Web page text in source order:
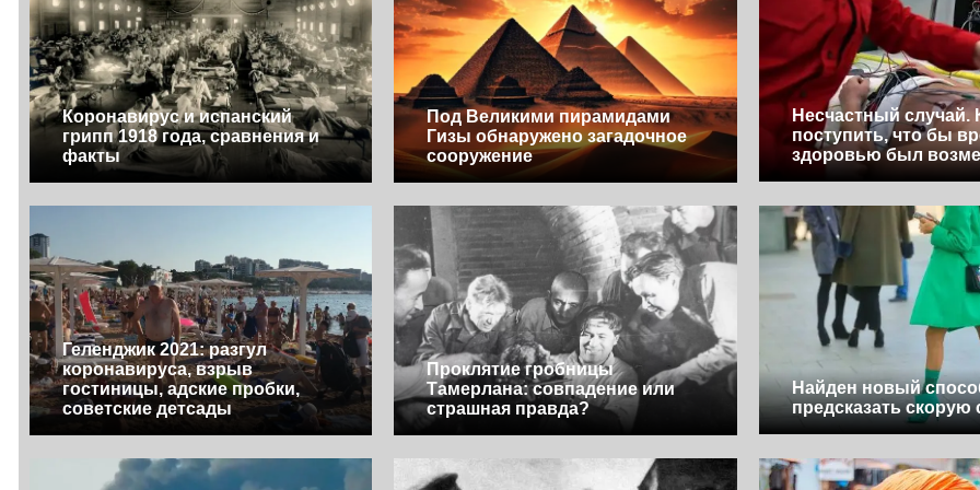
Коронавирус и испанский
грипп 1918 года, сравнения и
факты
Под Великими пирамидами
Гизы обнаружено загадочное
сооружение
Несчастный случай.
поступить, что бы
здоровью был
Геленджик 2021: разгул
коронавируса, взрыв
гостиницы, адские пробки,
советские детсады
Проклятие гробницы
Тамерлана: совпадение или
страшная правда?
Найден новый
предсказать скорую